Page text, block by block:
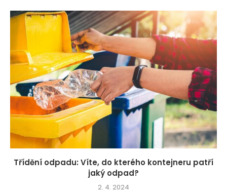
Třídění odpadu: Víte, do kterého kontejneru patří
jaký odpad?
2. 4. 2024